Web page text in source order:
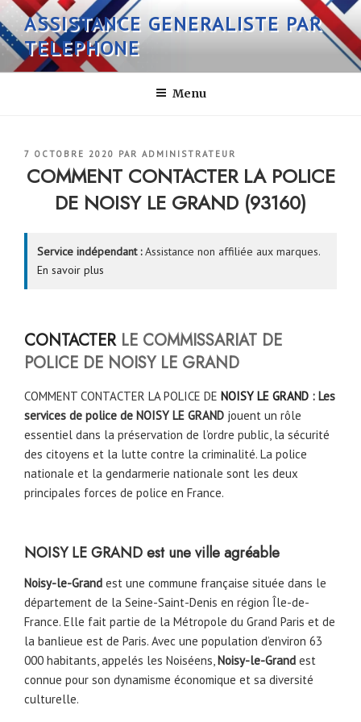
Aller
au
contenu
principal
ASSISTANCE GENERALISTE PAR
TELEPHONE
Menu
PUBLIÉ
LE
7 OCTOBRE 2020 PAR ADMINISTRATEUR
COMMENT CONTACTER LA POLICE
DE NOISY LE GRAND (93160)
Service indépendant :Assistance non affiliée aux marques.
En savoir plus
CONTACTERLE COMMISSARIAT DE
POLICE DE NOISY LE GRAND
COMMENT CONTACTER LA POLICE DE NOISY LE GRAND : Les
services de police de NOISY LE GRAND jouent un rôle
essentiel dans la préservation de l’ordre public, la sécurité
des citoyens et la lutte contre la criminalité. La police
nationale et la gendarmerie nationale sont les deux
principales forces de police en France.
NOISY LE GRAND est une ville agréable
Noisy-le-Grand est une commune française située dans le
département de la Seine-Saint-Denis en région Île-de-
France. Elle fait partie de la Métropole du Grand Paris et de
la banlieue est de Paris. Avec une population d’environ 63
000 habitants, appelés les Noiséens, Noisy-le-Grand est
connue pour son dynamisme économique et sa diversité
culturelle.